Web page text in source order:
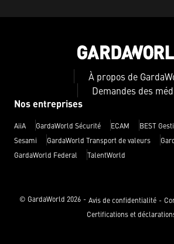
À propos de
Demandes des
Nos entreprises
AiiA GardaWorld Sécurité ECAM
BEST
Sesami
GardaWorld Transport de valeurs
GardaWorld Federal
TalentWorld
© GardaWorld 2026 Avis de confidentialité
Certifications et